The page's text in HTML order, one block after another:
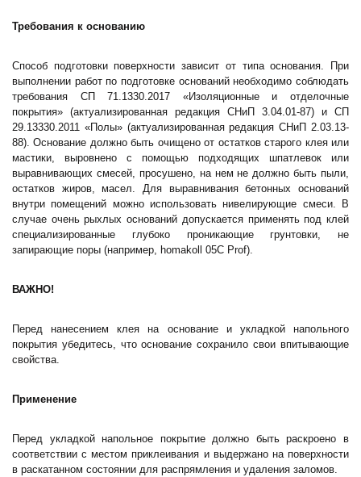
Требования к основанию
Способ подготовки поверхности зависит от типа основания. При
выполнении работ по подготовке оснований необходимо соблюдать
требования СП 71.1330.2017 «Изоляционные и отделочные
покрытия» (актуализированная редакция СНиП 3.04.01-87) и СП
29.13330.2011 «Полы» (актуализированная редакция СНиП 2.03.13-
88). Основание должно быть очищено от остатков старого клея или
мастики, выровнено с помощью подходящих шпатлевок или
выравнивающих смесей, просушено, на нем не должно быть пыли,
остатков жиров, масел. Для выравнивания бетонных оснований
внутри помещений можно использовать нивелирующие смеси. В
случае очень рыхлых оснований допускается применять под клей
специализированные глубоко проникающие грунтовки, не
запирающие поры (например, homakoll 05C Prof).
ВАЖНО!
Перед нанесением клея на основание и укладкой напольного
покрытия убедитесь, что основание сохранило свои впитывающие
свойства.
Применение
Перед укладкой напольное покрытие должно быть раскроено в
соответствии с местом приклеивания и выдержано на поверхности
в раскатанном состоянии для распрямления и удаления заломов.